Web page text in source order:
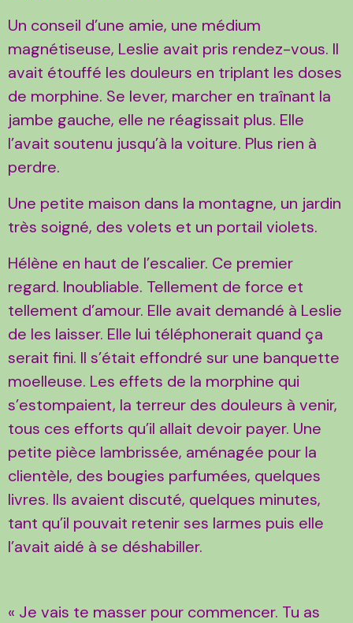
Un conseil d’une amie, une médium
magnétiseuse, Leslie avait pris rendez-vous. Il
avait étouffé les douleurs en triplant les doses
de morphine. Se lever, marcher en traînant la
jambe gauche, elle ne réagissait plus. Elle
l’avait soutenu jusqu’à la voiture. Plus rien à
perdre.
Une petite maison dans la montagne, un jardin
très soigné, des volets et un portail violets.
Hélène en haut de l’escalier. Ce premier
regard. Inoubliable. Tellement de force et
tellement d’amour. Elle avait demandé à Leslie
de les laisser. Elle lui téléphonerait quand ça
serait fini. Il s’était effondré sur une banquette
moelleuse. Les effets de la morphine qui
s’estompaient, la terreur des douleurs à venir,
tous ces efforts qu’il allait devoir payer. Une
petite pièce lambrissée, aménagée pour la
clientèle, des bougies parfumées, quelques
livres. Ils avaient discuté, quelques minutes,
tant qu’il pouvait retenir ses larmes puis elle
l’avait aidé à se déshabiller.
« Je vais te masser pour commencer. Tu as